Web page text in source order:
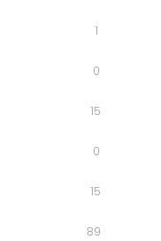
1
0
15
0
15
89